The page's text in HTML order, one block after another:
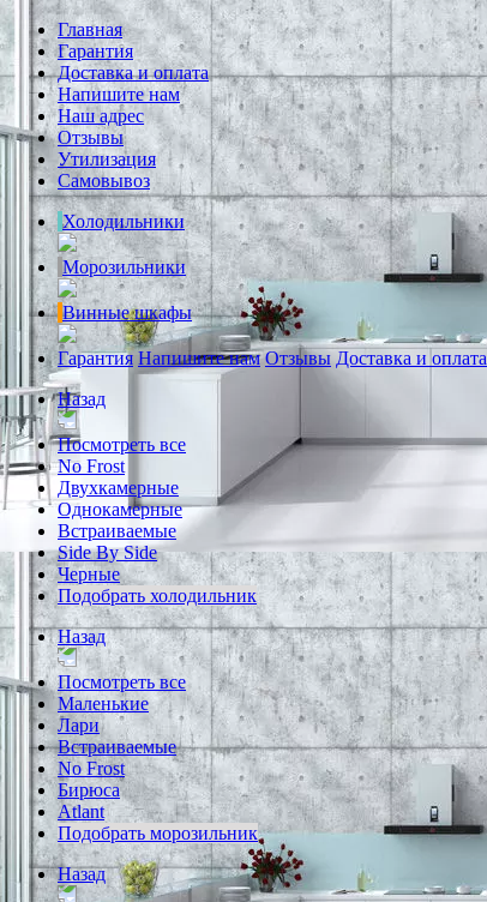
Главная
Гарантия
Доставка и оплата
Напишите нам
Наш адрес
Отзывы
Утилизация
Самовывоз
Холодильники
Морозильники
Винные шкафы
Гарантия Напишите нам Отзывы Доставка и оплата
Назад
Посмотреть все
No Frost
Двухкамерные
Однокамерные
Встраиваемые
Side By Side
Черные
Подобрать холодильник
Назад
Посмотреть все
Маленькие
Лари
Встраиваемые
No Frost
Бирюса
Atlant
Подобрать морозильник
Назад